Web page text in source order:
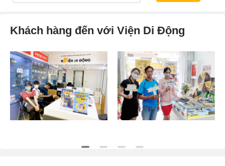
Khách hàng đến với Viện Di Động